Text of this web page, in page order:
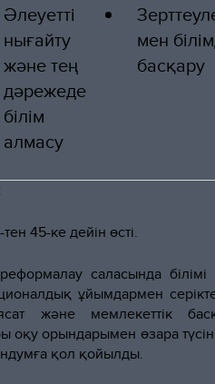
Әлеуетті
нығайту
және тең
дәрежеде
білім
алмасу
мен
басқару
45-ке дейін өсті.
саласында
ұйымдармен
және мемлекеттік
орындарымен өзара
қол қойылды.